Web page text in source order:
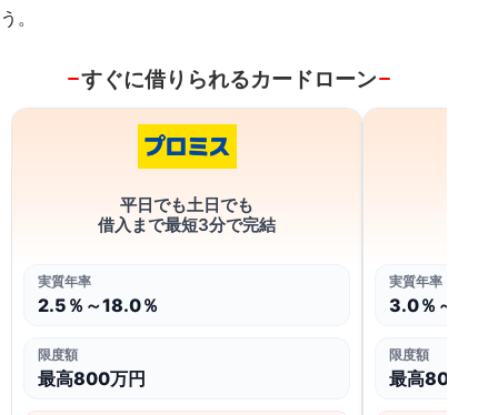
う。
すぐに借りられるカードローン
平日でも土日でも
借入まで最短3分で完結
実質年率
2.5％～18.0％
限度額
最高800万円
実質年率
3.0％～18.0
限度額
最高800万円